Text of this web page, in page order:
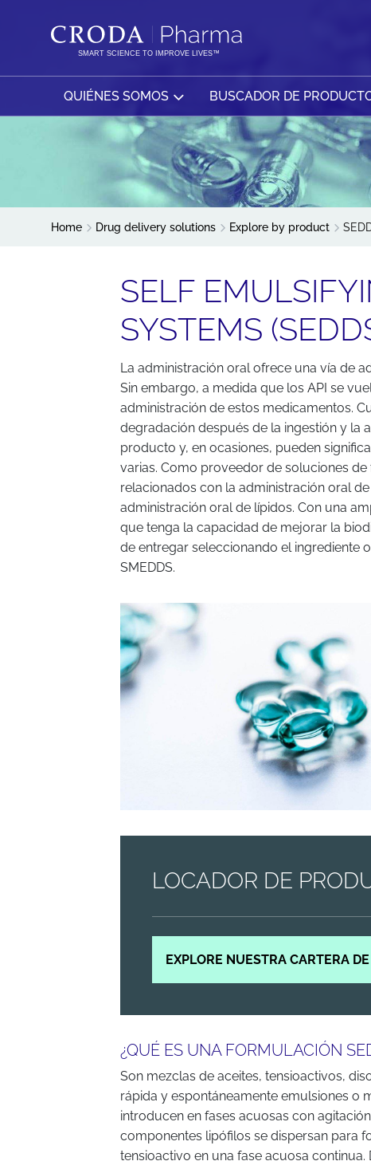
SMART SCIENCE TO IMPROVE LIVES™
QUIÉNES SOMOS BUSCADOR DE
Home Drug delivery solutions Explore by product
SELF
SYSTEMS
La administración oral ofrece una vía de
Sin embargo, a medida que los API se
administración de estos medicamentos.
degradación después de la ingestión y la
producto y, en ocasiones, pueden
varias. Como proveedor de soluciones
relacionados con la administración oral
administración oral de lípidos. Con una
que tenga la capacidad de mejorar la
de entregar seleccionando el ingrediente
SMEDDS.
LOCADOR DE
EXPLORE NUESTRA CARTERA
¿QUÉ ES UNA FORMULACIÓN
Son mezclas de aceites, tensioactivos,
rápida y espontáneamente emulsiones o
introducen en fases acuosas con
componentes lipófilos se dispersan para
tensioactivo en una fase acuosa